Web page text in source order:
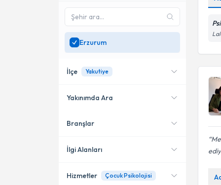
SadeceErzurum
bölgesinde uzman ara
Erzurum
İlçe Yakutiye
Yakutiye
Palandöken
Yakınımda Ara
Konumuma yakın uzmanları
Branşlar
Psikoloji
İlgi Alanları
Hizmetler Çocuk Psikolojisi